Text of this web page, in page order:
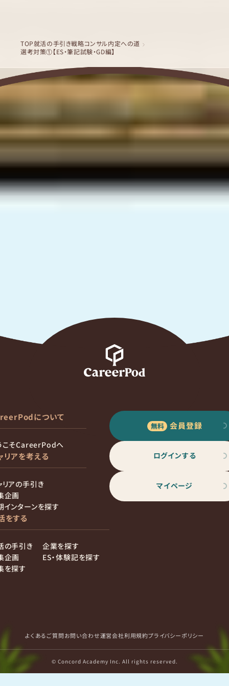
TOP就活の手引き戦略コンサル内定への道
選考対策①【ES・筆記試験・GD編】
について
こそCareerPodへ
リアを考える
リアの手引き
企画
インターンを探す
をする
の手引き
企画
を探す
企業を探す
ES・体験記を探す
会員登録
ログインする
マイページ
よくあるご質問お問い合わせ運営会社利用規約プライバシーポリシー
© Concord Academy Inc. All rights reserved.